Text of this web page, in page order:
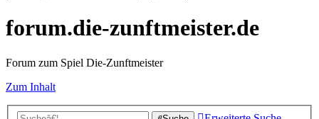
forum.die-zunftmeister.de
Forum zum Spiel Die-Zunftmeister
Zum Inhalt